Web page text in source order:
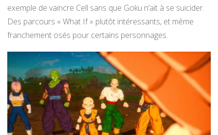
exemple de vaincre Cell sans que Goku n’ait à se suicider.
Des parcours « What If » plutôt intéressants, et même
franchement osés pour certains personnages.